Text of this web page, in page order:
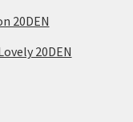
20DEN
20DEN